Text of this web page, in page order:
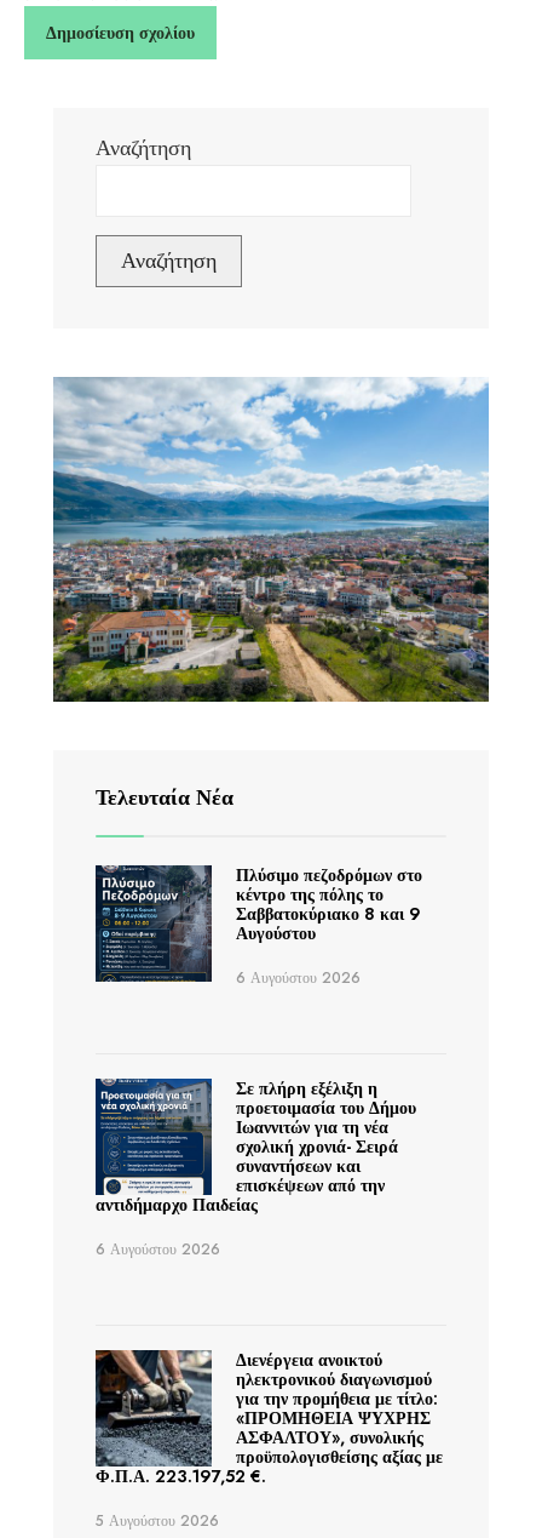
Αναζήτηση
Αναζήτηση
Τελευταία Νέα
Πλύσιμο πεζοδρόμων στο
κέντρο της πόλης το
Σαββατοκύριακο 8 και 9
Αυγούστου
6 Αυγούστου 2026
Σε πλήρη εξέλιξη η
προετοιμασία του Δήμου
Ιωαννιτών για τη νέα
σχολική χρονιά- Σειρά
συναντήσεων και
επισκέψεων από την
αντιδήμαρχο Παιδείας
6 Αυγούστου 2026
Διενέργεια ανοικτού
ηλεκτρονικού διαγωνισμού
για την προμήθεια με τίτλο:
«ΠΡΟΜΗΘΕΙΑ ΨΥΧΡΗΣ
ΑΣΦΑΛΤΟΥ», συνολικής
προϋπολογισθείσης αξίας με
Φ.Π.Α. 223.197,52 €.
5 Αυγούστου 2026